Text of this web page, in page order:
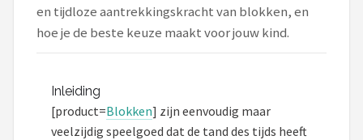
Jollein
Chouette-Chouette
Little Dutch
Happy Horse
en tijdloze aantrekkingskracht van blokken, en
hoe je de beste keuze maakt voor jouw kind.
Inleiding
[product=Blokken] zijn eenvoudig maar
veelzijdig speelgoed dat de tand des tijds heeft